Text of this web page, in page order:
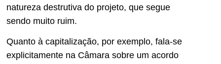
natureza destrutiva do projeto, que segue
sendo muito ruim.
Quanto à capitalização, por exemplo, fala-se
explicitamente na Câmara sobre um acordo